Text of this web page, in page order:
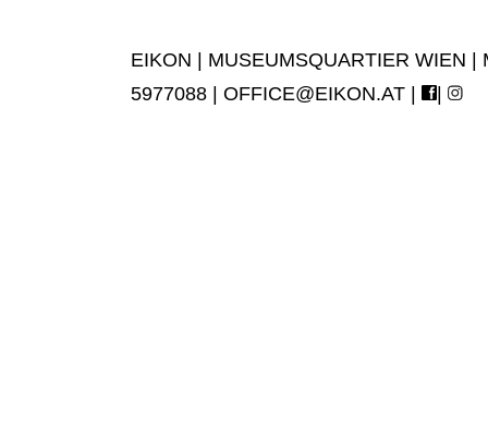
EIKON | MUSEUMSQUARTIER WIEN
5977088 | OFFICE@EIKON.AT | |